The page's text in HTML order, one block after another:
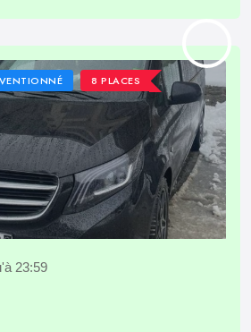
8 PLACES
23:59